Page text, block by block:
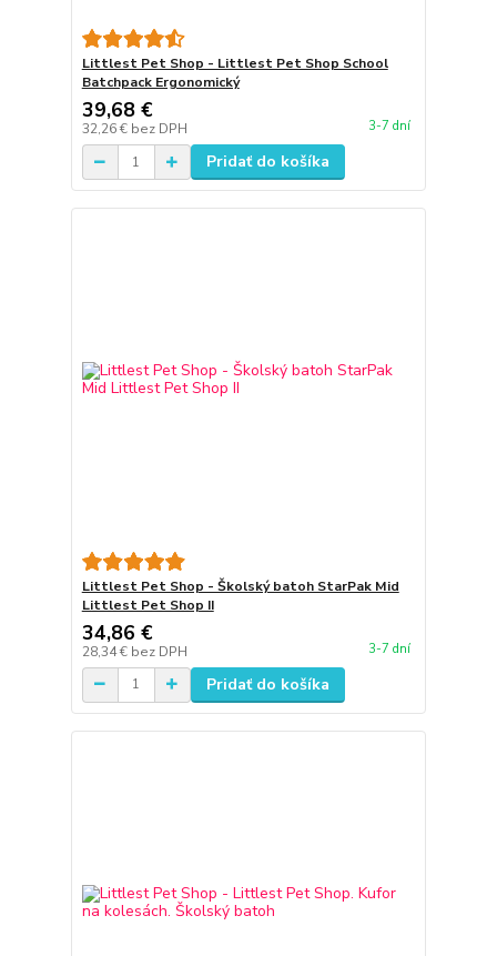
Littlest Pet Shop - Littlest Pet Shop School
Batchpack Ergonomický
39,68 €
32,26 € bez DPH 3-7 dní
Pridať do košíka
Littlest Pet Shop - Školský batoh StarPak Mid
Littlest Pet Shop II
34,86 €
28,34 € bez DPH 3-7 dní
Pridať do košíka